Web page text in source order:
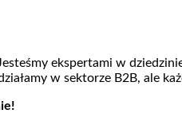
ekspertami w
w sektorze B2B, ale